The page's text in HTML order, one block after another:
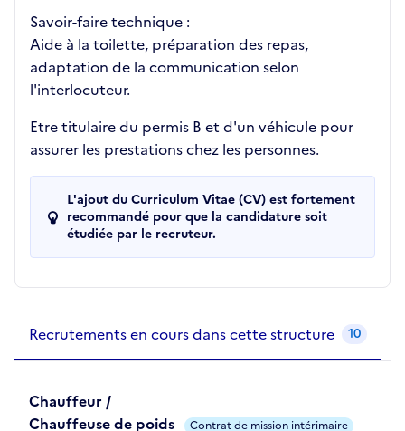
Savoir-faire technique :
Aide à la toilette, préparation des repas,
adaptation de la communication selon
l'interlocuteur.
Etre titulaire du permis B et d'un véhicule pour
assurer les prestations chez les personnes.
L'ajout du Curriculum Vitae (CV) est fortement
recommandé pour que la candidature soit
étudiée par le recruteur.
Recrutements en cours dans cette structure 10
Chauffeur /
Chauffeuse de poids
Contrat de mission intérimaire